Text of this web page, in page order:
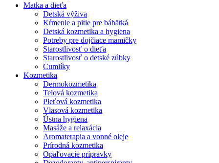
Matka a dieťa
Detská výživa
Kŕmenie a pitie pre bábätká
Detská kozmetika a hygiena
Potreby pre dojčiace mamičky
Starostlivosť o dieťa
Starostlivosť o detské zúbky
Cumlíky
Kozmetika
Dermokozmetika
Telová kozmetika
Pleťová kozmetika
Vlasová kozmetika
Ústna hygiena
Masáže a relaxácia
Aromaterapia a vonné oleje
Prírodná kozmetika
Opaľovacie prípravky